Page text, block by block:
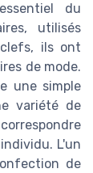
du
utilisés
ils ont
de mode.
une simple
variété de
L'un
de